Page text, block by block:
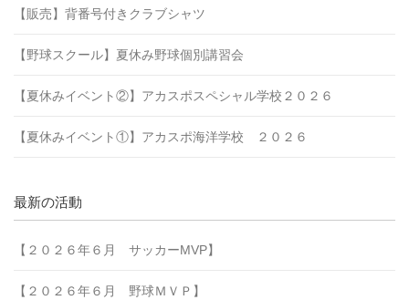
【販売】背番号付きクラブシャツ
【野球スクール】夏休み野球個別講習会
【夏休みイベント②】アカスポスペシャル学校２０２６
【夏休みイベント①】アカスポ海洋学校 ２０２６
最新の活動
【２０２６年６月 サッカーMVP】
【２０２６年６月 野球ＭＶＰ】